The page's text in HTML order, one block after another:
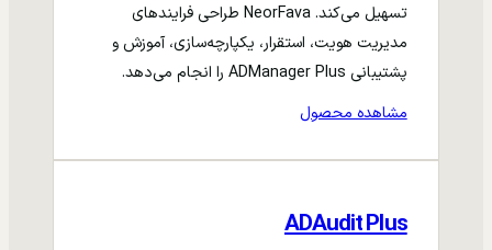
تسهیل می‌کند. NeorFava طراحی فرایندهای
مدیریت هویت، استقرار، یکپارچه‌سازی، آموزش و
پشتیبانی ADManager Plus را انجام می‌دهد.
مشاهده محصول
ADAudit Plus